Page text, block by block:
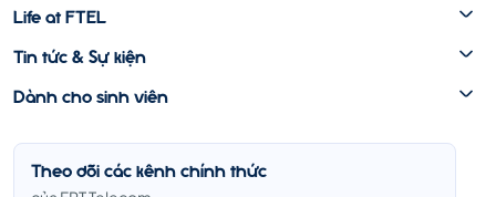
Life at FTEL
Tin tức & Sự kiện
Dành cho sinh viên
Theo dõi các kênh chính thức